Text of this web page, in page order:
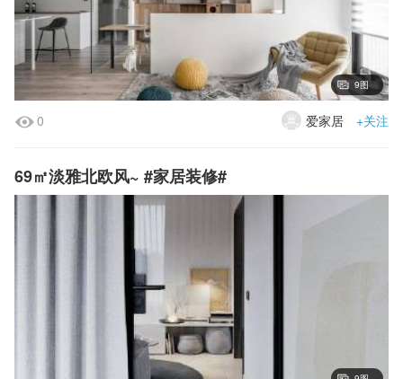
9图
0 +关注
爱家居
69㎡淡雅北欧风~ #家居装修#